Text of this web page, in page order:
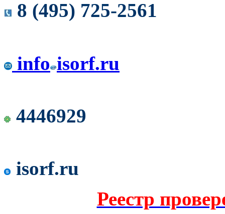
8 (495) 725-2561
info isorf.ru
4446929
isorf.ru
Реестр